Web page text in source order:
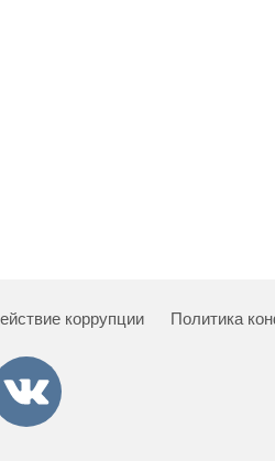
коррупции Политика